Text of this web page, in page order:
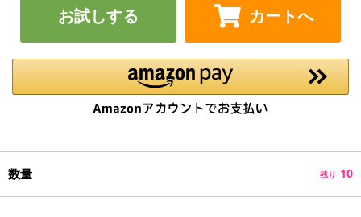
お試しする カートへ
数量 残り 10